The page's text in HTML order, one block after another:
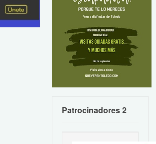
Patrocinadores 2